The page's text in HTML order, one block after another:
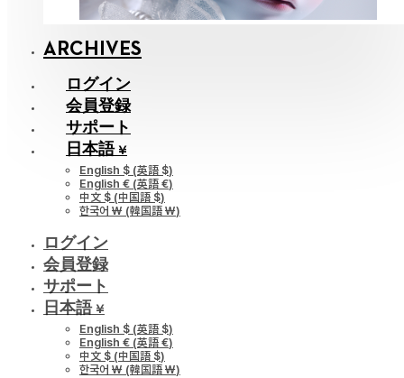
ARCHIVES
ログイン
会員登録
サポート
日本語 ¥
English $ (英語 $)
English € (英語 €)
中文 $ (中国語 $)
한국어 ￦ (韓国語 ￦)
ログイン
会員登録
サポート
日本語 ¥
English $ (英語 $)
English € (英語 €)
中文 $ (中国語 $)
한국어 ￦ (韓国語 ￦)